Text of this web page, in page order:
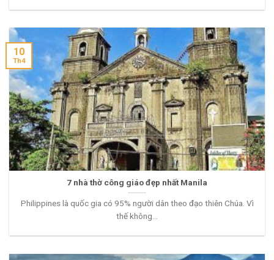
7 nhà thờ công giáo đẹp nhất Manila
Philippines là quốc gia có 95% người dân theo đạo thiên Chúa. Vì
thế không...
10
Th4